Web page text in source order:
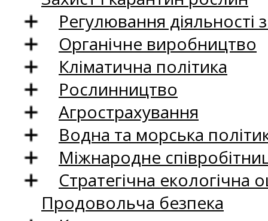
Регулювання
Органічне виробництво
Кліматична політика
Рослинництво
Агрострахування
Водна та морська
Міжнародне
Стратегічна екологічна
Продовольча безпека